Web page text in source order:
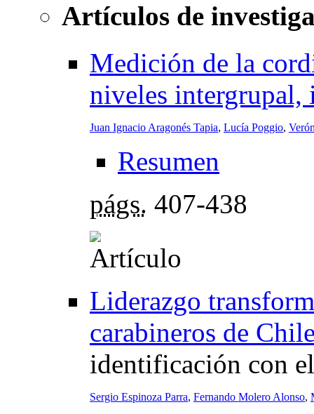
Artículos de
Medición de la
niveles
Juan Ignacio Aragonés Tapia, Lucía Poggio,
Resumen
págs. 407-438
Liderazgo
carabineros de
identificación con
Sergio Espinoza Parra, Fernando Molero Alonso,